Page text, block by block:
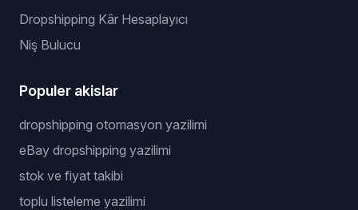
Dropshipping Kâr Hesaplayıcı
Niş Bulucu
Populer akislar
dropshipping otomasyon yazilimi
eBay dropshipping yazilimi
stok ve fiyat takibi
toplu listeleme yazilimi